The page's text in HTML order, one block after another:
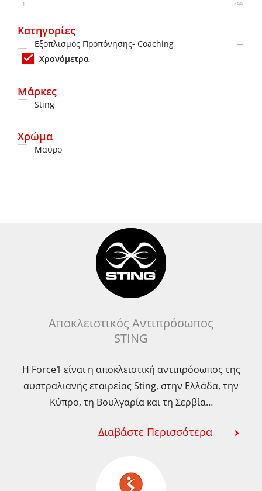
1 499
Κατηγορίες
Εξοπλισμός Προπόνησης- Coaching
Χρονόμετρα
Μάρκες
Sting
Χρώμα
Μαύρο
Αποκλειστικός Αντιπρόσωπος
STING
Η Force1 είναι η αποκλειστική αντιπρόσωπος της
αυστραλιανής εταιρείας Sting, στην Ελλάδα, την
Κύπρο, τη Βουλγαρία και τη Σερβία…
Διαβάστε Περισσότερα